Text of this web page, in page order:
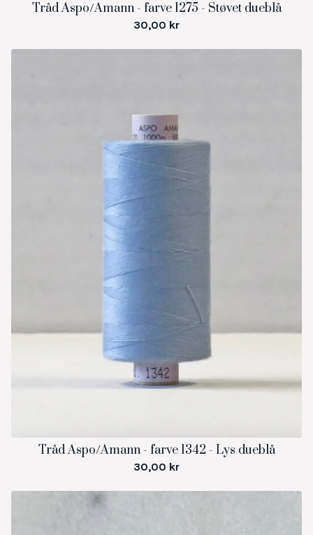
Tråd Aspo/Amann - farve 1275 - Støvet dueblå
30,00 kr
Tråd Aspo/Amann - farve 1342 - Lys dueblå
30,00 kr